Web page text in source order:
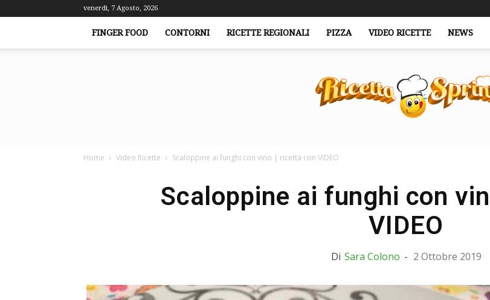
venerdì, 7 Agosto, 2026
FINGER FOOD CONTORNI RICETTE REGIONALI PIZZA VIDEO RICETTE NEWS
Home Video Ricette Scaloppine ai funghi con vino | ricetta con VIDEO
Scaloppine ai funghi con
VIDEO
Di Sara Colono - 2 Ottobre 2019